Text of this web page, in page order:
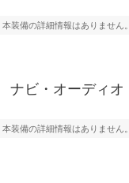
本装備の詳細情報はありません。
ナビ・オーディオ
本装備の詳細情報はありません。